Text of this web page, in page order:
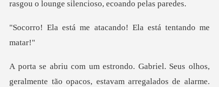
e atacando! Ela está
de alarme.